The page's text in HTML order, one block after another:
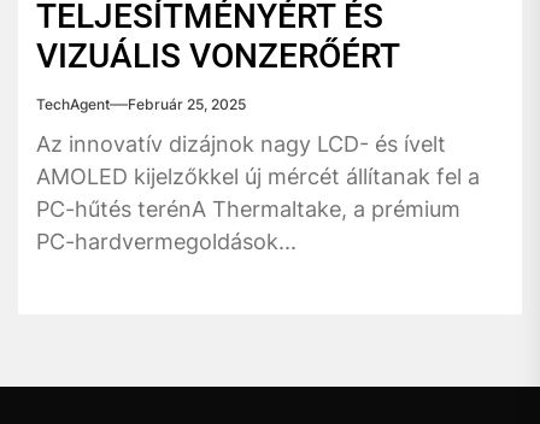
TELJESÍTMÉNYÉRT ÉS
VIZUÁLIS VONZERŐÉRT
TechAgent Február 25, 2025
Az innovatív dizájnok nagy LCD- és ívelt
AMOLED kijelzőkkel új mércét állítanak fel a
PC-hűtés terénA Thermaltake, a prémium
PC-hardvermegoldások...